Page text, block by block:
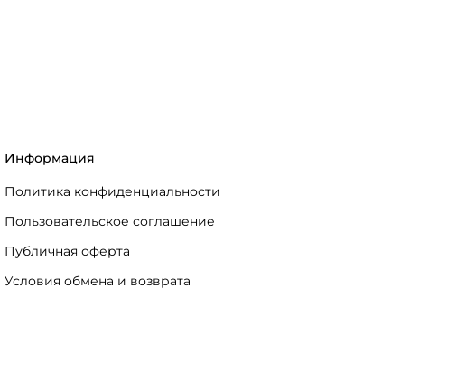
Информация
Политика конфиденциальности
Пользовательское соглашение
Публичная оферта
Условия обмена и возврата